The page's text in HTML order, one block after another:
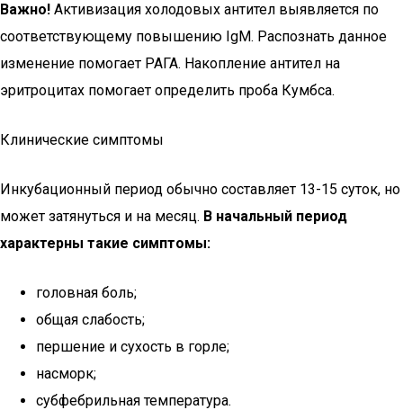
Важно! Активизация холодовых антител выявляется по
соответствующему повышению IgM. Распознать данное
изменение помогает РАГА. Накопление антител на
эритроцитах помогает определить проба Кумбса.
Клинические симптомы
Инкубационный период обычно составляет 13-15 суток, но
может затянуться и на месяц. В начальный период
характерны такие симптомы:
головная боль;
общая слабость;
першение и сухость в горле;
насморк;
субфебрильная температура.